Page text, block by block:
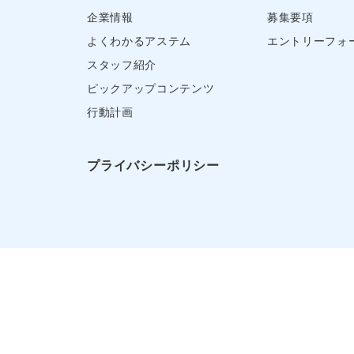
企業情報
よくわかるアステム
スタッフ紹介
ピックアップコンテンツ
行動計画
募集要項
エントリーフォ
プライバシーポリシー